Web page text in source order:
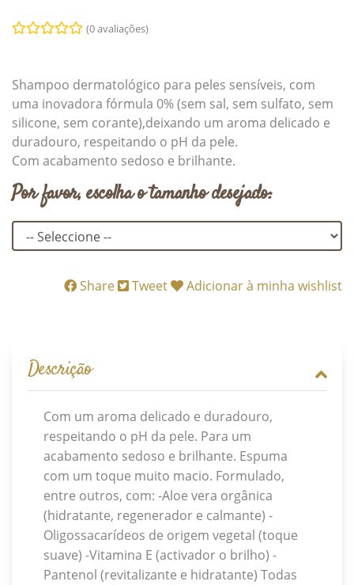
(0 avaliações)
Shampoo dermatológico para peles sensíveis, com
uma inovadora fórmula 0% (sem sal, sem sulfato, sem
silicone, sem corante),deixando um aroma delicado e
duradouro, respeitando o pH da pele.
Com acabamento sedoso e brilhante.
Por favor, escolha o tamanho desejado:
Share Tweet Adicionar à minha wishlist
Descrição
Com um aroma delicado e duradouro,
respeitando o pH da pele. Para um
acabamento sedoso e brilhante. Espuma
com um toque muito macio. Formulado,
entre outros, com: -Aloe vera orgânica
(hidratante, regenerador e calmante) -
Oligossacarídeos de origem vegetal (toque
suave) -Vitamina E (activador o brilho) -
Pantenol (revitalizante e hidratante) Todas